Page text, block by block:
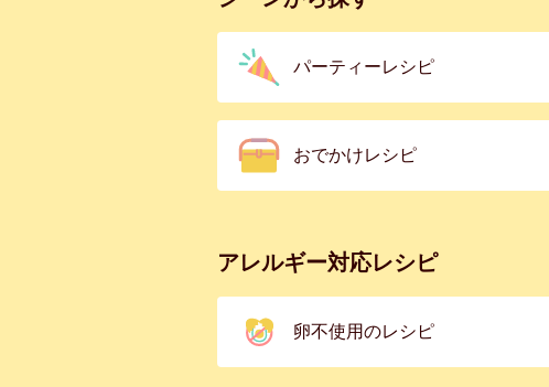
パーティーレシピ
おでかけレシピ
アレルギー対応レシピ
卵不使用のレシピ